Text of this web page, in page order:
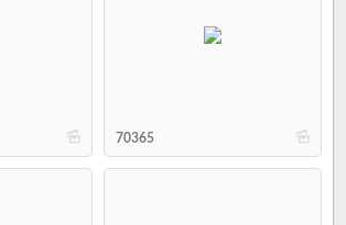
b b
70365